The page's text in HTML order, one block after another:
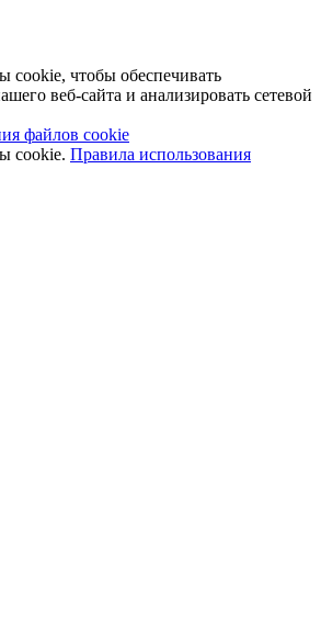
чтобы обеспечивать
веб-сайта и анализировать сетевой
файлов cookie
cookie. Правила использования